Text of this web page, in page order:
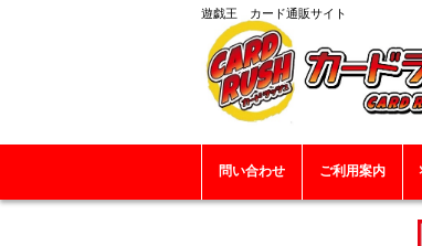
遊戯王 カード通販サイト
問い合わせ ご利用案内